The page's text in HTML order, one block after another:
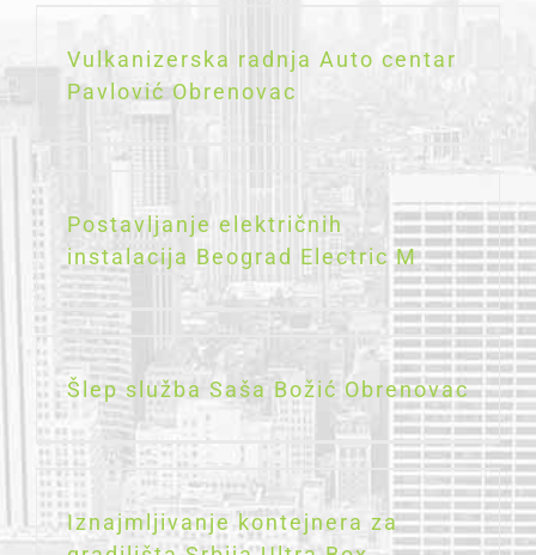
Vulkanizerska radnja Auto centar
Pavlović Obrenovac
Postavljanje električnih
instalacija Beograd Electric M
Šlep služba Saša Božić Obrenovac
Iznajmljivanje kontejnera za